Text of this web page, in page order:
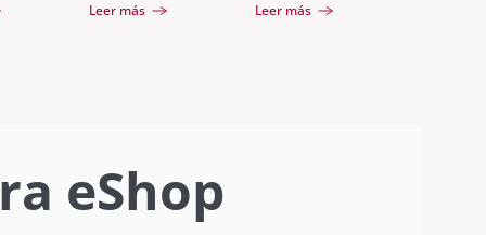
con Rubén
Leer más Leer más
eShop